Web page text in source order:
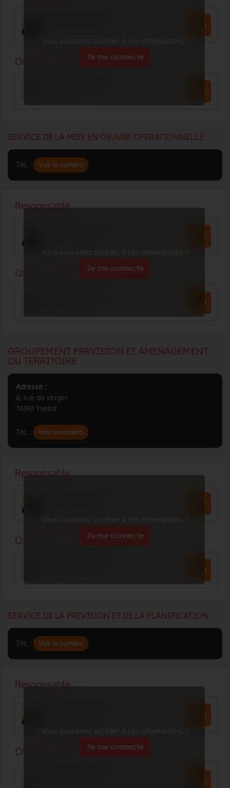
Vous souhaitez accéder à ces informations ?
Je me connecte
SERVICE DE LA MISE EN OEUVRE OPERATIONNELLE
Tél. : Voir le numéro
Vous souhaitez accéder à ces informations ?
Je me connecte
GROUPEMENT PREVISION ET AMENAGEMENT
DU TERRITOIRE
Adresse :
6, rue du verger
76190 Yvetot
Tél. : Voir le numéro
Vous souhaitez accéder à ces informations ?
Je me connecte
SERVICE DE LA PREVISION ET DE LA PLANIFICATION
Tél. : Voir le numéro
Vous souhaitez accéder à ces informations ?
Je me connecte